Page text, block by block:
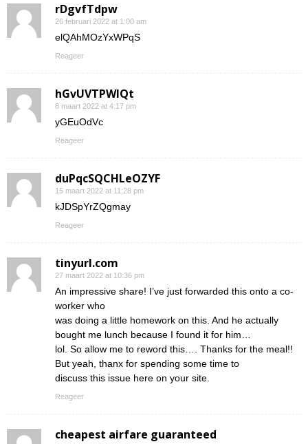
rDgvfTdpw
26 februari 2022 at 1:00 am
elQAhMOzYxWPqS
Reageer
hGvUVTPWIQt
8 maart 2022 at 4:17 pm
yGEuOdVc
Reageer
duPqcSQCHLeOZYF
15 maart 2022 at 11:28 pm
kJDSpYrZQgmay
Reageer
tinyurl.com
27 maart 2022 at 10:36 pm
An impressive share! I’ve just forwarded this onto a co-
worker who
was doing a little homework on this. And he actually
bought me lunch because I found it for him…
lol. So allow me to reword this…. Thanks for the meal!!
But yeah, thanx for spending some time to
discuss this issue here on your site.
Reageer
cheapest airfare guaranteed